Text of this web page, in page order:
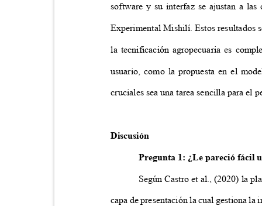
software y su interfaz se ajustan a
Experimental Mishilí. Estos resultados
la tecnificación agropecuaria es
usuario, como la propuesta en el
cruciales sea una tarea sencilla para el
Discusión
Pregunta 1: ¿Le pareció fácil
Según Castro et al., (2020) la
capa de presentación la cual gestiona